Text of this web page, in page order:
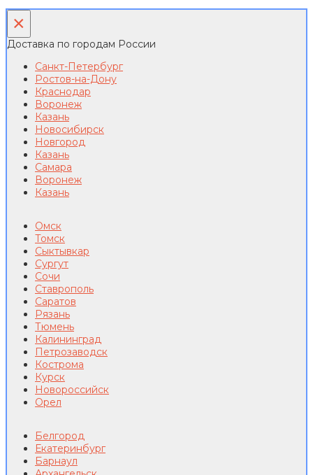
×
Доставка по городам России
Санкт-Петербург
Ростов-на-Дону
Краснодар
Воронеж
Казань
Новосибирск
Новгород
Казань
Самара
Воронеж
Казань
Омск
Томск
Сыктывкар
Сургут
Сочи
Ставрополь
Саратов
Рязань
Тюмень
Калининград
Петрозаводск
Кострома
Курск
Новороссийск
Орел
Белгород
Екатеринбург
Барнаул